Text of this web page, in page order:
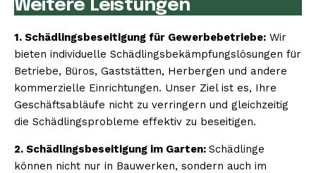
Weitere Leistungen
1. Schädlingsbeseitigung für Gewerbebetriebe: Wir
bieten individuelle Schädlingsbekämpfungslösungen für
Betriebe, Büros, Gaststätten, Herbergen und andere
kommerzielle Einrichtungen. Unser Ziel ist es, Ihre
Geschäftsabläufe nicht zu verringern und gleichzeitig
die Schädlingsprobleme effektiv zu beseitigen.
2. Schädlingsbeseitigung im Garten: Schädlinge
können nicht nur in Bauwerken, sondern auch im